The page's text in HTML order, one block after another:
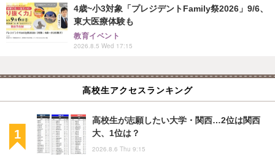
4歳~小3対象「プレジデントFamily祭2026」9/6、
東大医療体験も
教育イベント
2026.8.5 Wed 17:15
高校生アクセスランキング
高校生が志願したい大学・関西…2位は関西
大、1位は？
2026.8.6 Thu 9:15